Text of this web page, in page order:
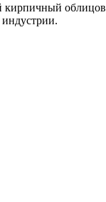
кирпичный